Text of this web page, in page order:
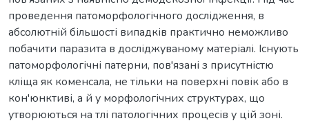
проведення патоморфологічного дослідження, в
абсолютній більшості випадків практично неможливо
побачити паразита в досліджуваному матеріалі. Існують
патоморфологічні патерни, пов'язані з присутністю
кліща як коменсала, не тільки на поверхні повік або в
кон'юнктиві, а й у морфологічних структурах, що
утворюються на тлі патологічних процесів у цій зоні.